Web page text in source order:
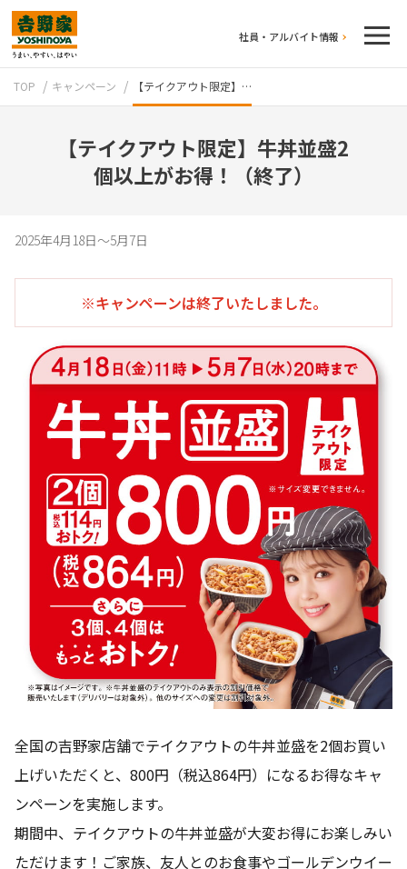
社員・アルバイト情報
テイクアウト
牛丼のこだわり 吉野家の歴史
TOP キャンペーン 【テイクアウト限定】…
【テイクアウト限定】牛丼並盛2
個以上がお得！（終了）
2025年4月18日～5月7日
※キャンペーンは終了いたしました。
全国の吉野家店舗でテイクアウトの牛丼並盛を2個お買い
上げいただくと、800円（税込864円）になるお得なキャ
ンペーンを実施します。
期間中、テイクアウトの牛丼並盛が大変お得にお楽しみい
ただけます！ご家族、友人とのお食事やゴールデンウイー